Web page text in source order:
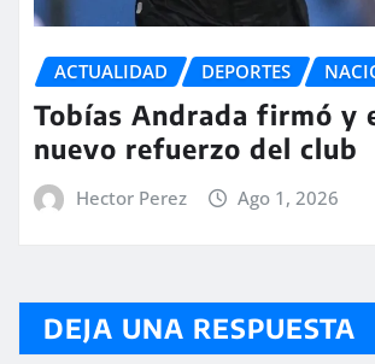
ACTUALIDAD DEPORTES
Tobías Andrada firmó y
nuevo refuerzo del club
Hector Perez Ago 1, 2026
DEJA UNA RESPUESTA